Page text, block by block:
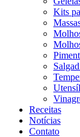
Kits
Receitas
Notícias
Contato